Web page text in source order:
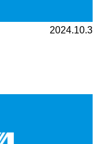
2024.10.3